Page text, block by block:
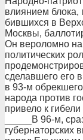
влиянием блока,
бившихся в
Москвы,
Он вероломно
политических
сделавшего его
в 93-м
народа против
привело к
_____В 96-м,
губернаторских